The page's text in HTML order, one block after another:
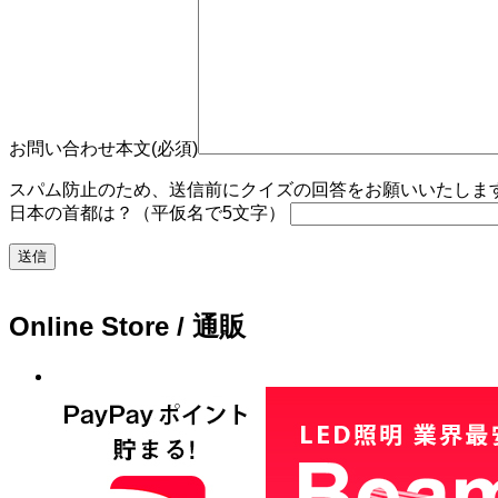
お問い合わせ本文(必須)
スパム防止のため、送信前にクイズの回答をお願いいたしま
日本の首都は？（平仮名で5文字）
Online Store / 通販